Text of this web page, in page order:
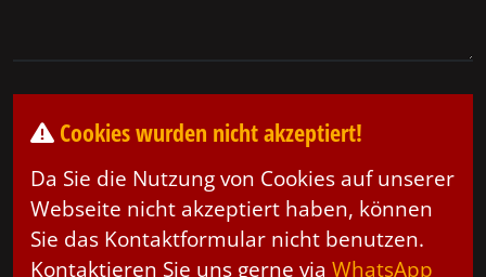
Cookies wurden nicht akzeptiert!
Da Sie die Nutzung von Cookies auf unserer
Webseite nicht akzeptiert haben, können
Sie das Kontaktformular nicht benutzen.
Kontaktieren Sie uns gerne via WhatsApp